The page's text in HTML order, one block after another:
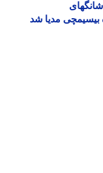
مدیا شد